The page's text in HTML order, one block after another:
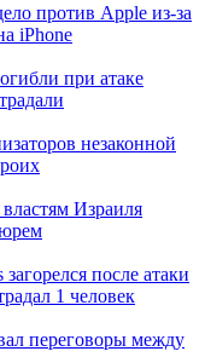
против Apple из-за
iPhone
при атаке
незаконной
Израиля
после атаки
1 человек
переговоры между